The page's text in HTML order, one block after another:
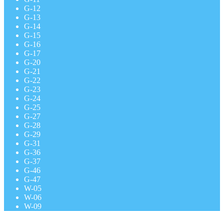
G-12
G-13
G-14
G-15
G-16
G-17
G-20
G-21
G-22
G-23
G-24
G-25
G-27
G-28
G-29
G-31
G-36
G-37
G-46
G-47
W-05
W-06
W-09